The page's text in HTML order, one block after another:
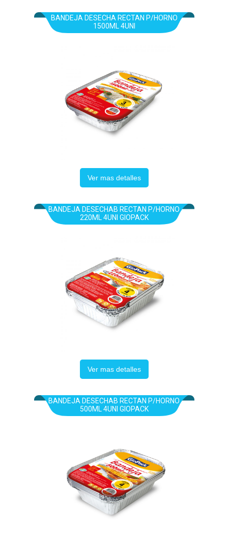
BANDEJA DESECHA RECTAN P/HORNO
1500ML 4UNI
Ver mas detalles
BANDEJA DESECHAB RECTAN P/HORNO
220ML 4UNI GIOPACK
Ver mas detalles
BANDEJA DESECHAB RECTAN P/HORNO
500ML 4UNI GIOPACK